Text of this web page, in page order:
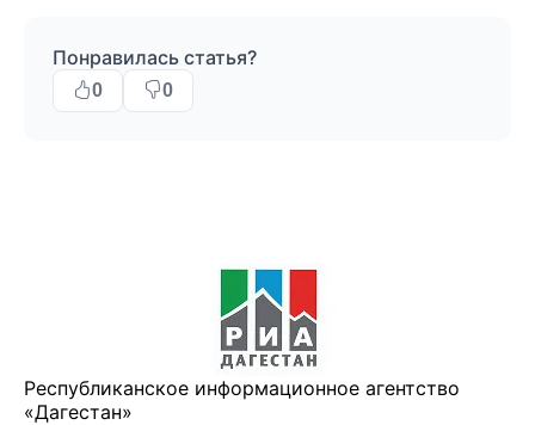
Понравилась статья?
0 0
Республиканское информационное агентство
«Дагестан»